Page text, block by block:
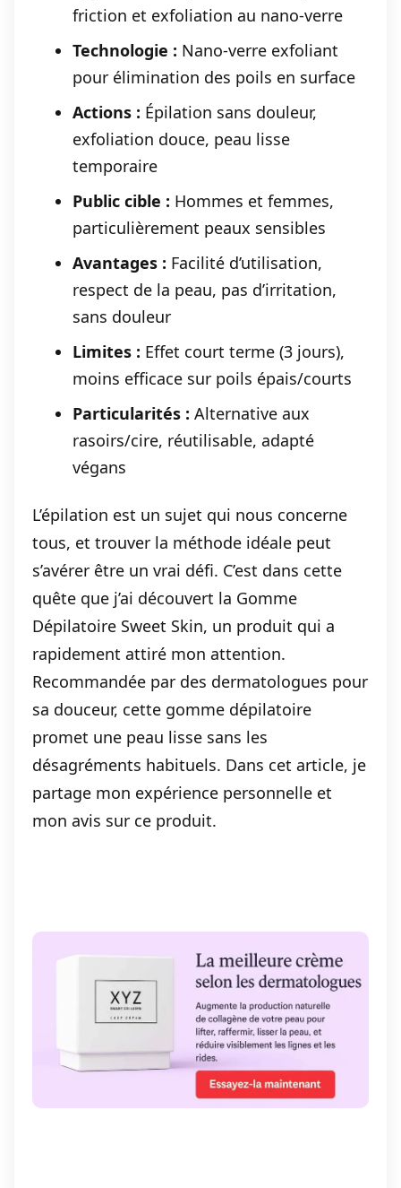
friction et exfoliation au nano-verre
Technologie : Nano-verre exfoliant
pour élimination des poils en surface
Actions : Épilation sans douleur,
exfoliation douce, peau lisse
temporaire
Public cible : Hommes et femmes,
particulièrement peaux sensibles
Avantages : Facilité d’utilisation,
respect de la peau, pas d’irritation,
sans douleur
Limites : Effet court terme (3 jours),
moins efficace sur poils épais/courts
Particularités : Alternative aux
rasoirs/cire, réutilisable, adapté
végans
L’épilation est un sujet qui nous concerne
tous, et trouver la méthode idéale peut
s’avérer être un vrai défi. C’est dans cette
quête que j’ai découvert la Gomme
Dépilatoire Sweet Skin, un produit qui a
rapidement attiré mon attention.
Recommandée par des dermatologues pour
sa douceur, cette gomme dépilatoire
promet une peau lisse sans les
désagréments habituels. Dans cet article, je
partage mon expérience personnelle et
mon avis sur ce produit.